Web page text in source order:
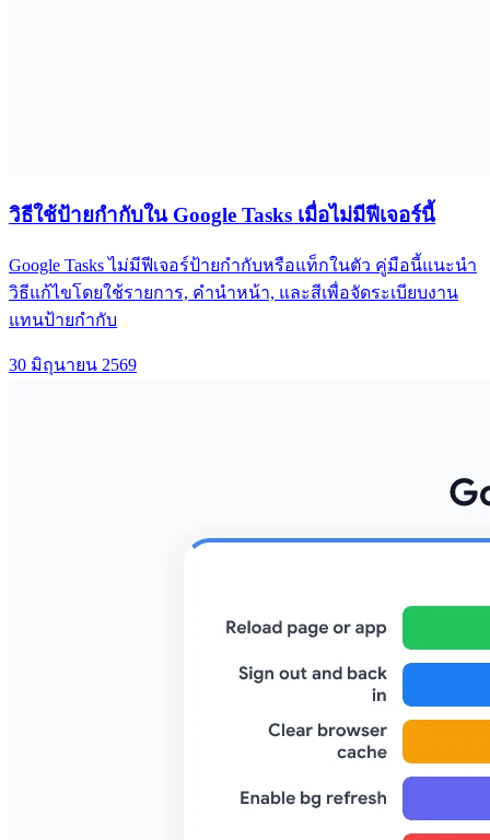
วิธีใช้ป้ายกำกับใน Google Tasks เมื่อไม่มีฟีเจอร์นี้
Google Tasks ไม่มีฟีเจอร์ป้ายกำกับหรือแท็กในตัว คู่มือนี้แนะนำ
วิธีแก้ไขโดยใช้รายการ, คำนำหน้า, และสีเพื่อจัดระเบียบงาน
แทนป้ายกำกับ
30 มิถุนายน 2569